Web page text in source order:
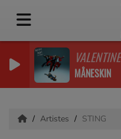
VALENTINE
MÅNESKIN
Artistes STING